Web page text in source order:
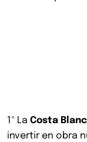
1º La Costa
invertir en obra